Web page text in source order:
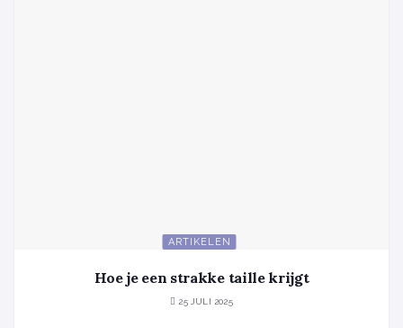
ARTIKELEN
Hoe je een strakke taille krijgt
25 JULI 2025